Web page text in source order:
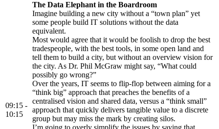
09:15 -
10:15
The Data Elephant in the Boardroom
Imagine building a new city without a “town plan” yet
some people build IT solutions without the data
equivalent.
Most would agree that it would be foolish to drop the best
tradespeople, with the best tools, in some open land and
tell them to build a city, but without an overview vision for
the city. As Dr. Phil McGraw might say, “What could
possibly go wrong?”
Over the years, IT seems to flip-flop between aiming for a
“think big” approach that preaches the benefits of a
centralised vision and shared data, versus a “think small”
approach that quickly delivers tangible value to a discrete
group but may miss the mark by creating silos.